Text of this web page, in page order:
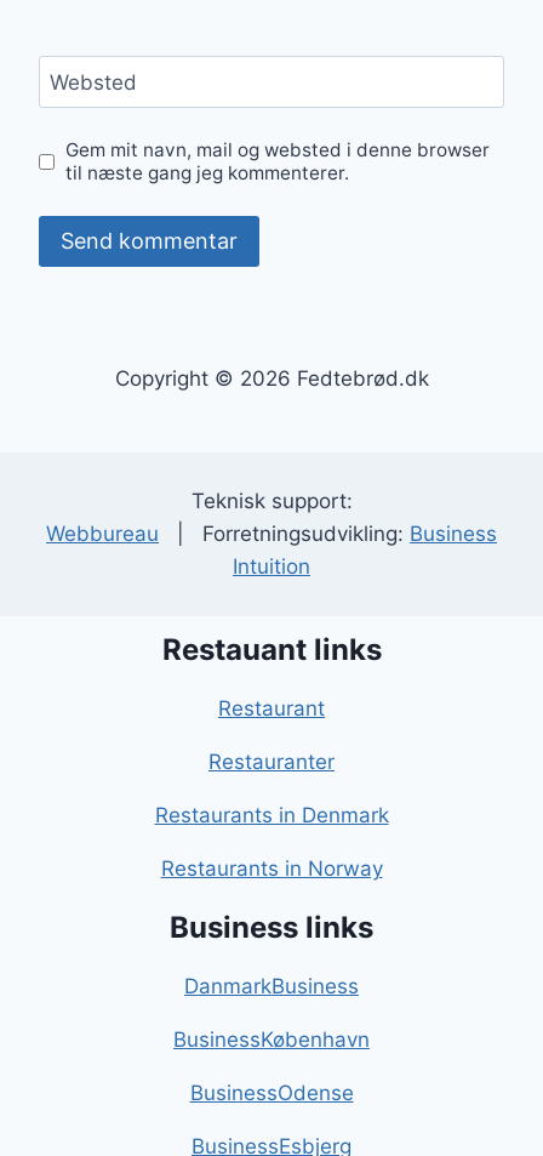
Websted
Gem mit navn, mail og websted i denne browser
til næste gang jeg kommenterer.
Copyright © 2026 Fedtebrød.dk
Teknisk support:
Webbureau | Forretningsudvikling: Business
Intuition
Restauant links
Restaurant
Restauranter
Restaurants in Denmark
Restaurants in Norway
Business links
DanmarkBusiness
BusinessKøbenhavn
BusinessOdense
BusinessEsbjerg